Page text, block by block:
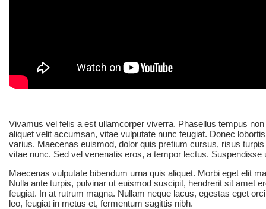
Vivamus vel felis a est ullamcorper viverra. Phasellus tempus
aliquet velit accumsan, vitae vulputate nunc feugiat. Donec
varius. Maecenas euismod, dolor quis pretium cursus, risus
vitae nunc. Sed vel venenatis eros, a tempor lectus.
Maecenas vulputate bibendum urna quis aliquet. Morbi eget elit
Nulla ante turpis, pulvinar ut euismod suscipit, hendrerit sit amet
feugiat. In at rutrum magna. Nullam neque lacus, egestas eget
leo, feugiat in metus et, fermentum sagittis nibh.